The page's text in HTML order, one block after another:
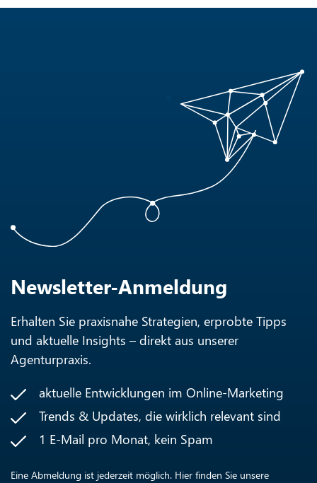
Newsletter-Anmeldung
Erhalten Sie praxisnahe Strategien, erprobte Tipps
und aktuelle Insights – direkt aus unserer
Agenturpraxis.
aktuelle Entwicklungen im Online-Marketing
Trends & Updates, die wirklich relevant sind
1 E-Mail pro Monat, kein Spam
Eine Abmeldung ist jederzeit möglich. Hier finden Sie unsere